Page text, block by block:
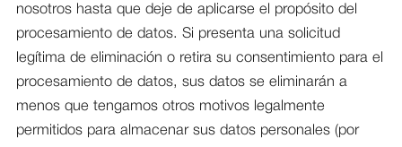
nosotros hasta que deje de aplicarse el propósito del
procesamiento de datos. Si presenta una solicitud
legítima de eliminación o retira su consentimiento para el
procesamiento de datos, sus datos se eliminarán a
menos que tengamos otros motivos legalmente
permitidos para almacenar sus datos personales (por